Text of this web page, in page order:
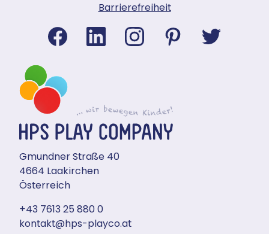
Barrierefreiheit
Gmundner Straße 40
4664 Laakirchen
Österreich
+43 7613 25 880 0
kontakt@hps-playco.at